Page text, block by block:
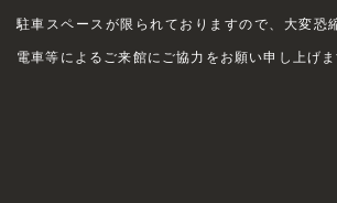
駐車スペースが限られておりますので、大変恐
電車等によるご来館にご協力をお願い申し上げま